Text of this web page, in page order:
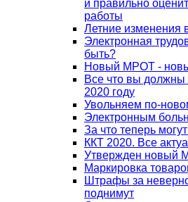
и правильно
работы
Летние изменения
Электронная
быть?
Новый МРОТ -
Все что вы должны
2020 году
Увольняем по-
Электронным
За что теперь
ККТ 2020. Все
Утвержден новый
Маркировка
Штрафы за
поднимут